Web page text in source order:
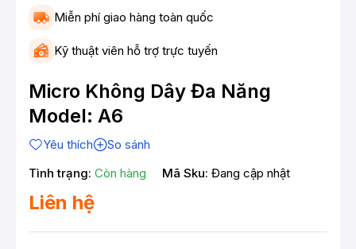
Miễn phí giao hàng toàn quốc
Kỹ thuật viên hỗ trợ trực tuyến
Micro Không Dây Đa Năng
Model: A6
Yêu thích
So sánh
Tình trạng: Còn hàng Mã Sku: Đang cập nhật
Liên hệ